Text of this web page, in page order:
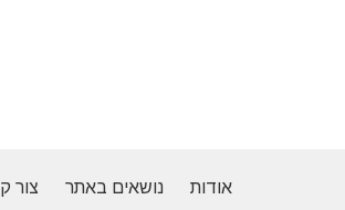
אודות נושאים באתר צור